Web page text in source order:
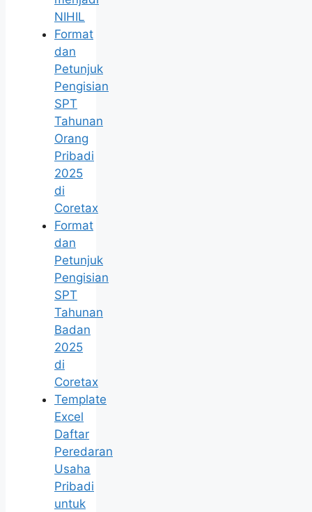
NIHIL
Format
dan
Petunjuk
Pengisian
SPT
Tahunan
Orang
Pribadi
2025
di
Coretax
Format
dan
Petunjuk
Pengisian
SPT
Tahunan
Badan
2025
di
Coretax
Template
Excel
Daftar
Peredaran
Usaha
Pribadi
untuk